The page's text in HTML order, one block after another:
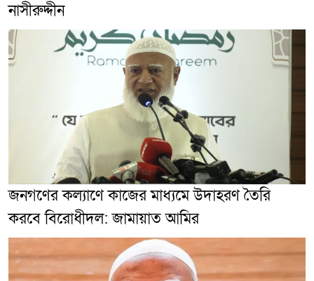
নাসীরুদ্দীন
জনগণের কল্যাণে কাজের মাধ্যমে উদাহরণ তৈরি
করবে বিরোধীদল: জামায়াত আমির